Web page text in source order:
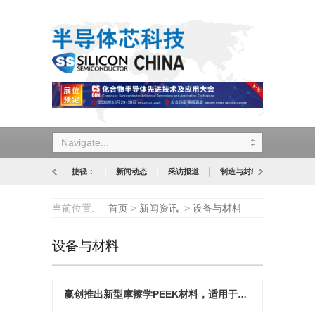
Navigate...
捷径： 新闻动态 采访报道 制造与封装
当前位置: 首页 > 新闻资讯 > 设备与材料
设备与材料
赢创推出新型摩擦学PEEK材料，适用于高温高压滑动轴承应用